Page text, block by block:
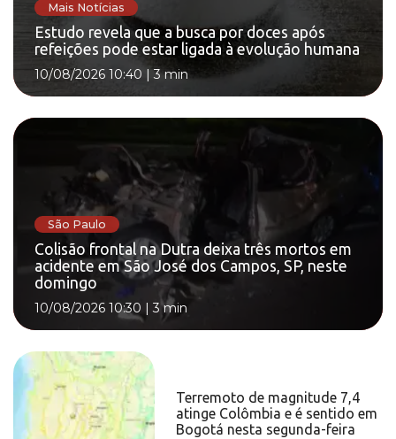
Mais Notícias
Estudo revela que a busca por doces após
refeições pode estar ligada à evolução humana
10/08/2026 10:40 |3 min
São Paulo
Colisão frontal na Dutra deixa três mortos em
acidente em São José dos Campos, SP, neste
domingo
10/08/2026 10:30 |3 min
Terremoto de magnitude 7,4
atinge Colômbia e é sentido em
Bogotá nesta segunda-feira